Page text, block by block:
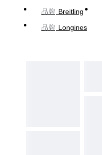
品牌 Breitling
品牌 Longines